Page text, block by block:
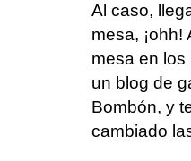
Al caso,
mesa,
mesa en
un blog de
Bombón, y
cambiado